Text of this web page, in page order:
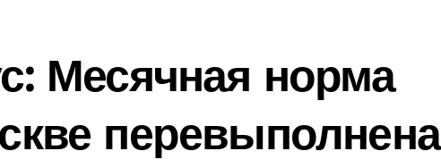
Месячная норма
перевыполнена